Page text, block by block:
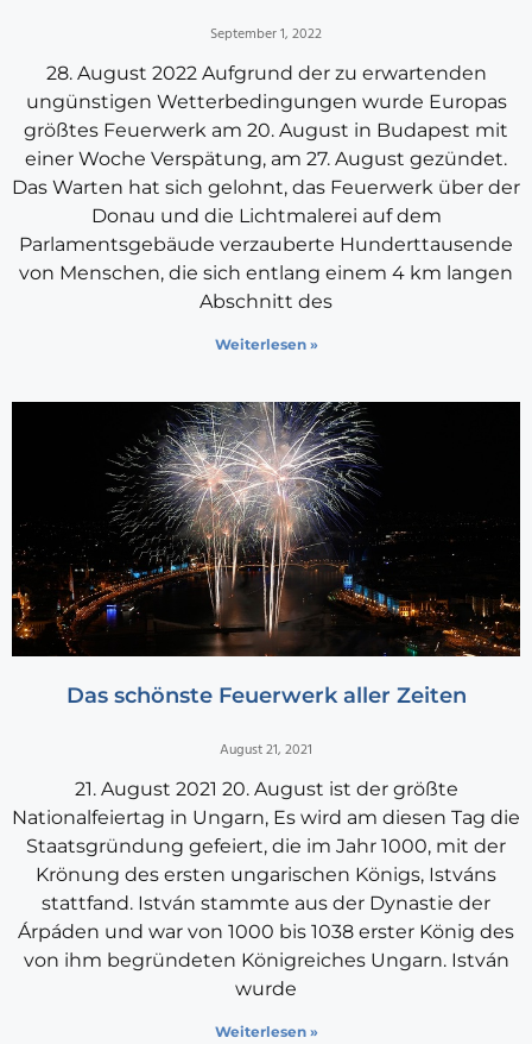
September 1, 2022
28. August 2022 Aufgrund der zu erwartenden
ungünstigen Wetterbedingungen wurde Europas
größtes Feuerwerk am 20. August in Budapest mit
einer Woche Verspätung, am 27. August gezündet.
Das Warten hat sich gelohnt, das Feuerwerk über der
Donau und die Lichtmalerei auf dem
Parlamentsgebäude verzauberte Hunderttausende
von Menschen, die sich entlang einem 4 km langen
Abschnitt des
Weiterlesen »
Das schönste Feuerwerk aller Zeiten
August 21, 2021
21. August 2021 20. August ist der größte
Nationalfeiertag in Ungarn, Es wird am diesen Tag die
Staatsgründung gefeiert, die im Jahr 1000, mit der
Krönung des ersten ungarischen Königs, Istváns
stattfand. István stammte aus der Dynastie der
Árpáden und war von 1000 bis 1038 erster König des
von ihm begründeten Königreiches Ungarn. István
wurde
Weiterlesen »